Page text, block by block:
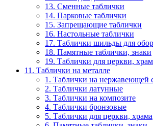
13. Сменные таблички
14. Парковые таблички
15. Запрещающие таблички
16. Настольные таблички
17. Таблички шильды для
18. Памятные таблички, знаки
19. Таблички для церкви,
11. Таблички на металле
1. Таблички на нержавеющей
2. Таблички латунные
3. Таблички на композите
4. Таблички бронзовые
5. Таблички для церкви, храма